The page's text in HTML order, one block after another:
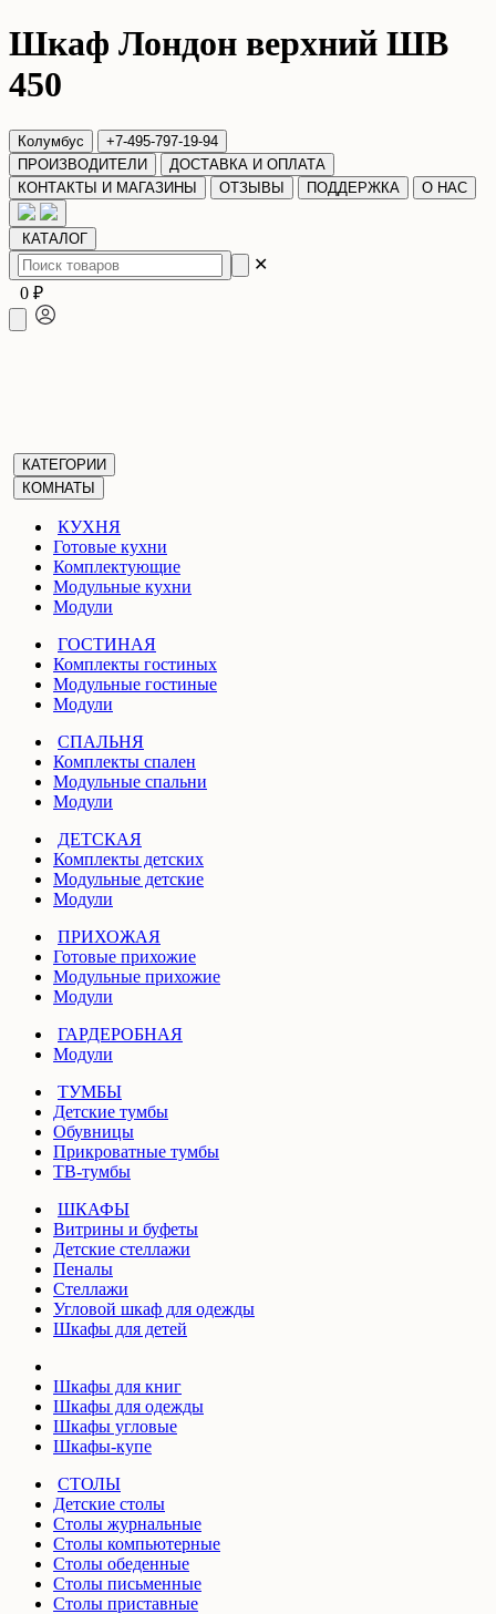
Шкаф Лондон верхний ШВ
450
Колумбус
+7-495-797-19-94
ПРОИЗВОДИТЕЛИ
ДОСТАВКА И ОПЛАТА
КОНТАКТЫ И МАГАЗИНЫ
ОТЗЫВЫ ПОДДЕРЖКА О НАС
КАТАЛОГ
✕
0 ₽
КАТЕГОРИИ
КОМНАТЫ
КУХНЯ
Готовые кухни
Комплектующие
Модульные кухни
Модули
ГОСТИНАЯ
Комплекты гостиных
Модульные гостиные
Модули
СПАЛЬНЯ
Комплекты спален
Модульные спальни
Модули
ДЕТСКАЯ
Комплекты детских
Модульные детские
Модули
ПРИХОЖАЯ
Готовые прихожие
Модульные прихожие
Модули
ГАРДЕРОБНАЯ
Модули
ТУМБЫ
Детские тумбы
Обувницы
Прикроватные тумбы
ТВ-тумбы
ШКАФЫ
Витрины и буфеты
Детские стеллажи
Пеналы
Стеллажи
Угловой шкаф для одежды
Шкафы для детей
Шкафы для книг
Шкафы для одежды
Шкафы угловые
Шкафы-купе
СТОЛЫ
Детские столы
Столы журнальные
Столы компьютерные
Столы обеденные
Столы письменные
Столы приставные